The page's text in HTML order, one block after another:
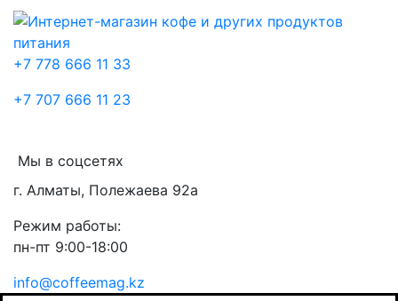
+7 778 666 11 33
+7 707 666 11 23
Мы в соцсетях
г. Алматы, Полежаева 92а
Режим работы:
пн-пт 9:00-18:00
info@coffeemag.kz